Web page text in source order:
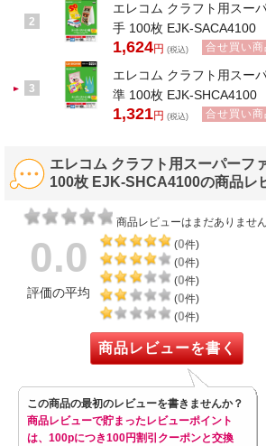
2
エレコム クラフト用スー
手 100枚 EJK-SACA4100
1,624円 (税込) 合せ買い商
3
エレコム クラフト用スー
準 100枚 EJK-SHCA4100
1,321円 (税込) 合せ買い商
エレコム クラフト用スーパーフ
100枚 EJK-SHCA4100の商品レ
商品レビューはまだありません
0.0
評価の平均
(0件)
(0件)
(0件)
(0件)
(0件)
商品レビューを書く
この商品の最初のレビューを書きませんか？
商品レビューで貯まったレビューポイント
は、100pにつき100円割引クーポンと交換